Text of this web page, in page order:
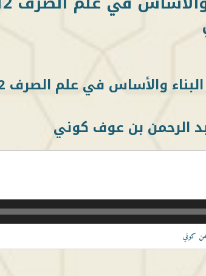
والأساس في علم الصرف 12
الرحمن بن عوف كوني
كوني